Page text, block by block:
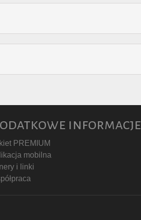
informacje
PREMIUM
mobilna
i linki